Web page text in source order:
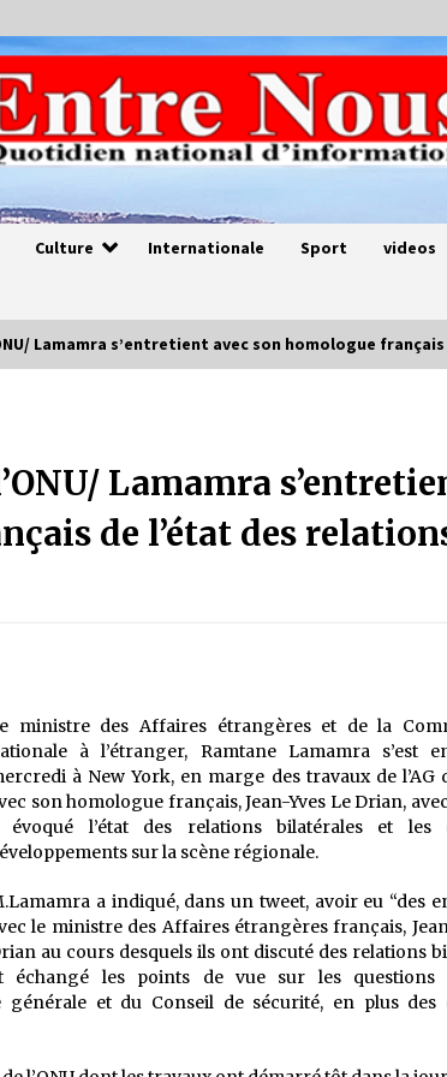
Culture Internationale Sport videos
Quand on va vite
Tradition orale/ D’où viennent
contes et à quoi servent-ils?
5 ans ago
Lamamra s’entretient avec son homologue
Lamamra
de l’état des
ministre des Affaires étrangères et de la
à l’étranger, Ramtane Lamamra s’est
à New York, en marge des travaux de l’AG
son homologue français, Jean-Yves Le Drian,
évoqué l’état des relations bilatérales et les
sur la scène régionale.
a indiqué, dans un tweet, avoir eu “des
le ministre des Affaires étrangères français,
au cours desquels ils ont discuté des relations
échangé les points de vue sur les questions
générale et du Conseil de sécurité, en plus des